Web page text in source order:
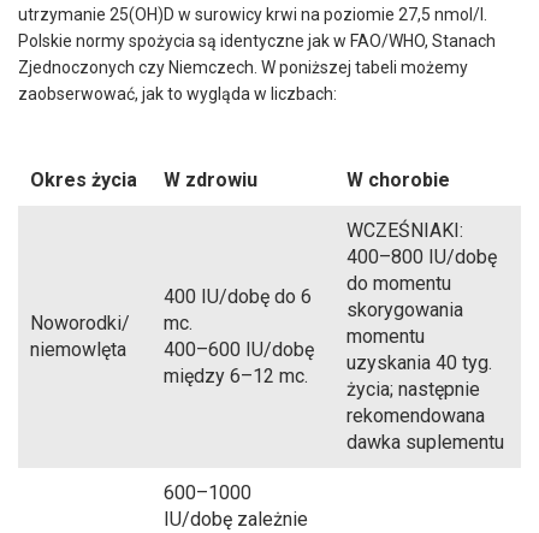
utrzymanie 25(OH)D w surowicy krwi na poziomie 27,5 nmol/l.
Polskie normy spożycia są identyczne jak w FAO/WHO, Stanach
Zjednoczonych czy Niemczech. W poniższej tabeli możemy
zaobserwować, jak to wygląda w liczbach:
Okres życia W zdrowiu W chorobie
Noworodki/
niemowlęta
400 IU/dobę do 6
mc.
400–600 IU/dobę
między 6–12 mc.
WCZEŚNIAKI:
400–800 IU/dobę
do momentu
skorygowania
momentu
uzyskania 40 tyg.
życia; następnie
rekomendowana
dawka suplementu
600–1000
IU/dobę zależnie